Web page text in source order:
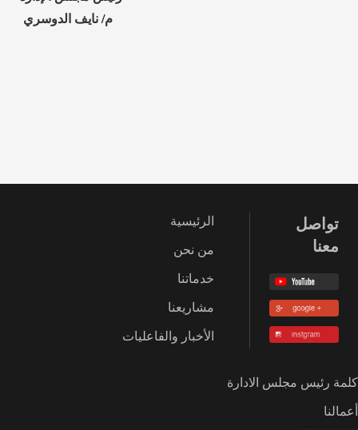
م/ نايف الدوسري
تواصل
معنا
الرئيسية
من نحن
خدماتنا
مشاريعنا
الأخبار والفاعليات
كلمة رئيس مجلس الادارة
أعمالنا